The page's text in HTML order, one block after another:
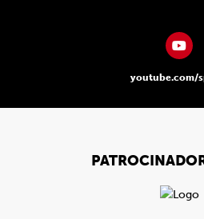
youtube.com/